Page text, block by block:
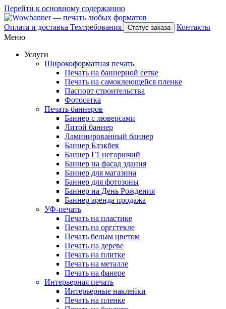
Перейти к основному содержанию
Оплата и доставка Техтребования Статус заказа
Контакты
Меню
Услуги
Широкоформатная печать
Печать на баннерной сетке
Печать на самоклеющейся пленке
Паспорт строительства
Фотосетка
Печать баннеров
Баннер с люверсами
Литой баннер
Ламинированный баннер
Баннер Блэкбек
Баннер Г1 негорючий
Баннер на фасад здания
Баннер для магазина
Баннер для фотозоны
Баннер на День Рождения
Баннер аренда продажа
УФ-печать
Печать на пластике
Печать на оргстекле
Печать белым цветом
Печать на дереве
Печать на плитке
Печать на металле
Печать на фанере
Интерьерная печать
Интерьерные наклейки
Печать на пленке